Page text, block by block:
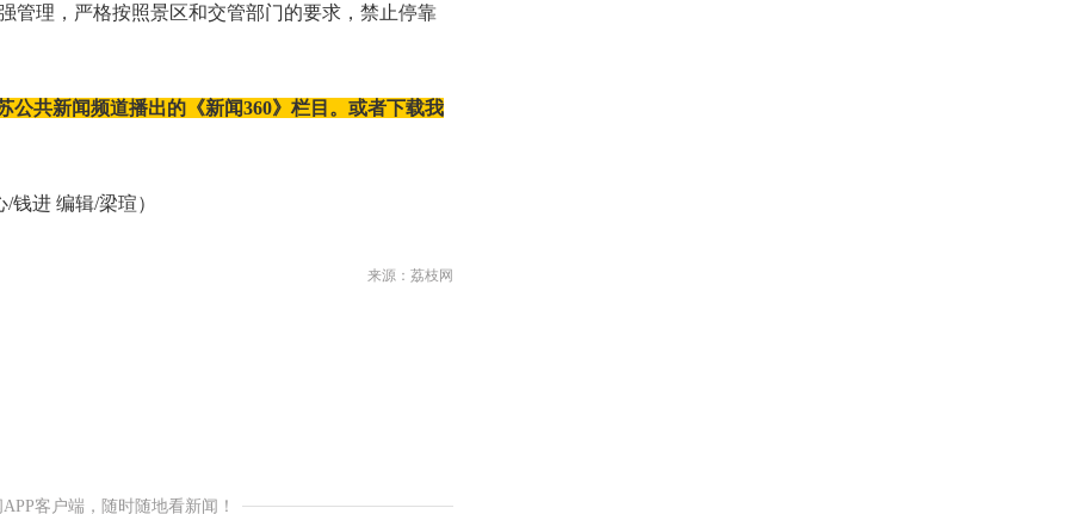
管理，严格按照景区和交管部门的要求，禁止停靠
公共新闻频道播出的《新闻360》栏目。或者下载我
进 编辑/梁瑄）
来源：荔枝网
客户端，随时随地看新闻！